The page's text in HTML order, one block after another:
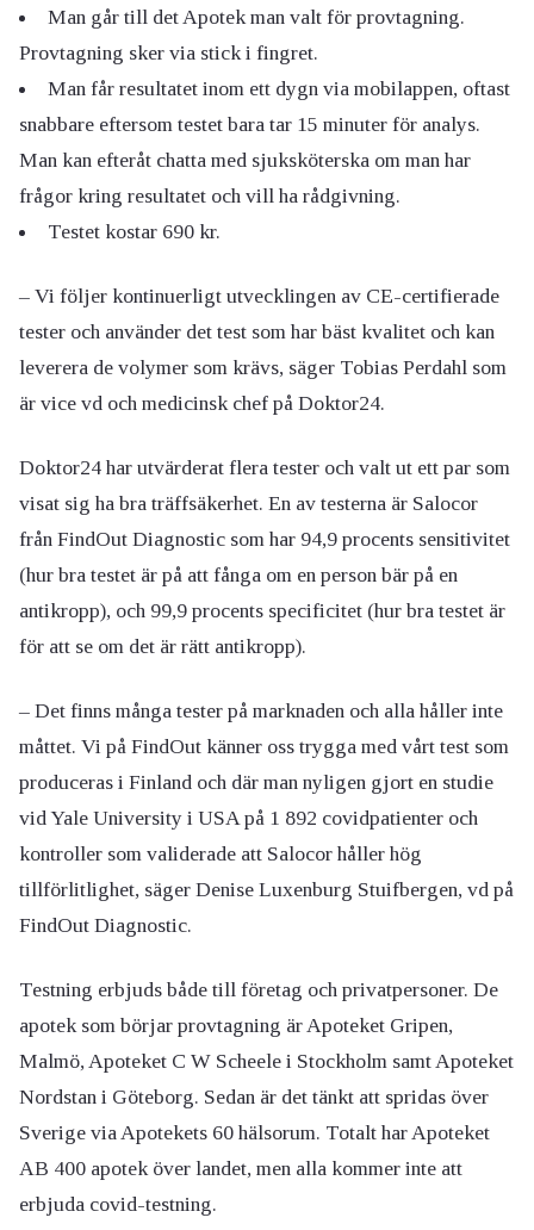
Man går till det Apotek man valt för provtagning.
Provtagning sker via stick i fingret.
Man får resultatet inom ett dygn via mobilappen, oftast
snabbare eftersom testet bara tar 15 minuter för analys.
Man kan efteråt chatta med sjuksköterska om man har
frågor kring resultatet och vill ha rådgivning.
Testet kostar 690 kr.
– Vi följer kontinuerligt utvecklingen av CE-certifierade
tester och använder det test som har bäst kvalitet och kan
leverera de volymer som krävs, säger Tobias Perdahl som
är vice vd och medicinsk chef på Doktor24.
Doktor24 har utvärderat flera tester och valt ut ett par som
visat sig ha bra träffsäkerhet. En av testerna är Salocor
från FindOut Diagnostic som har 94,9 procents sensitivitet
(hur bra testet är på att fånga om en person bär på en
antikropp), och 99,9 procents specificitet (hur bra testet är
för att se om det är rätt antikropp).
– Det finns många tester på marknaden och alla håller inte
måttet. Vi på FindOut känner oss trygga med vårt test som
produceras i Finland och där man nyligen gjort en studie
vid Yale University i USA på 1 892 covidpatienter och
kontroller som validerade att Salocor håller hög
tillförlitlighet, säger Denise Luxenburg Stuifbergen, vd på
FindOut Diagnostic.
Testning erbjuds både till företag och privatpersoner. De
apotek som börjar provtagning är Apoteket Gripen,
Malmö, Apoteket C W Scheele i Stockholm samt Apoteket
Nordstan i Göteborg. Sedan är det tänkt att spridas över
Sverige via Apotekets 60 hälsorum. Totalt har Apoteket
AB 400 apotek över landet, men alla kommer inte att
erbjuda covid-testning.